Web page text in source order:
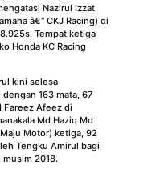
Nazirul Izzat
â€“ CKJ Racing) di
Tempat ketiga
Honda KC Racing
kini selesa
163 mata, 67
Fareez Afeez di
Md Haziq Md
Motor) ketiga, 92
Tengku Amirul bagi
2018.